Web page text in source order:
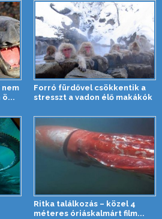
nem
ö...
Forró fürdővel csökkentik a
stresszt a vadon élő makákók
Ritka találkozás – közel 4
méteres óriáskalmárt film...